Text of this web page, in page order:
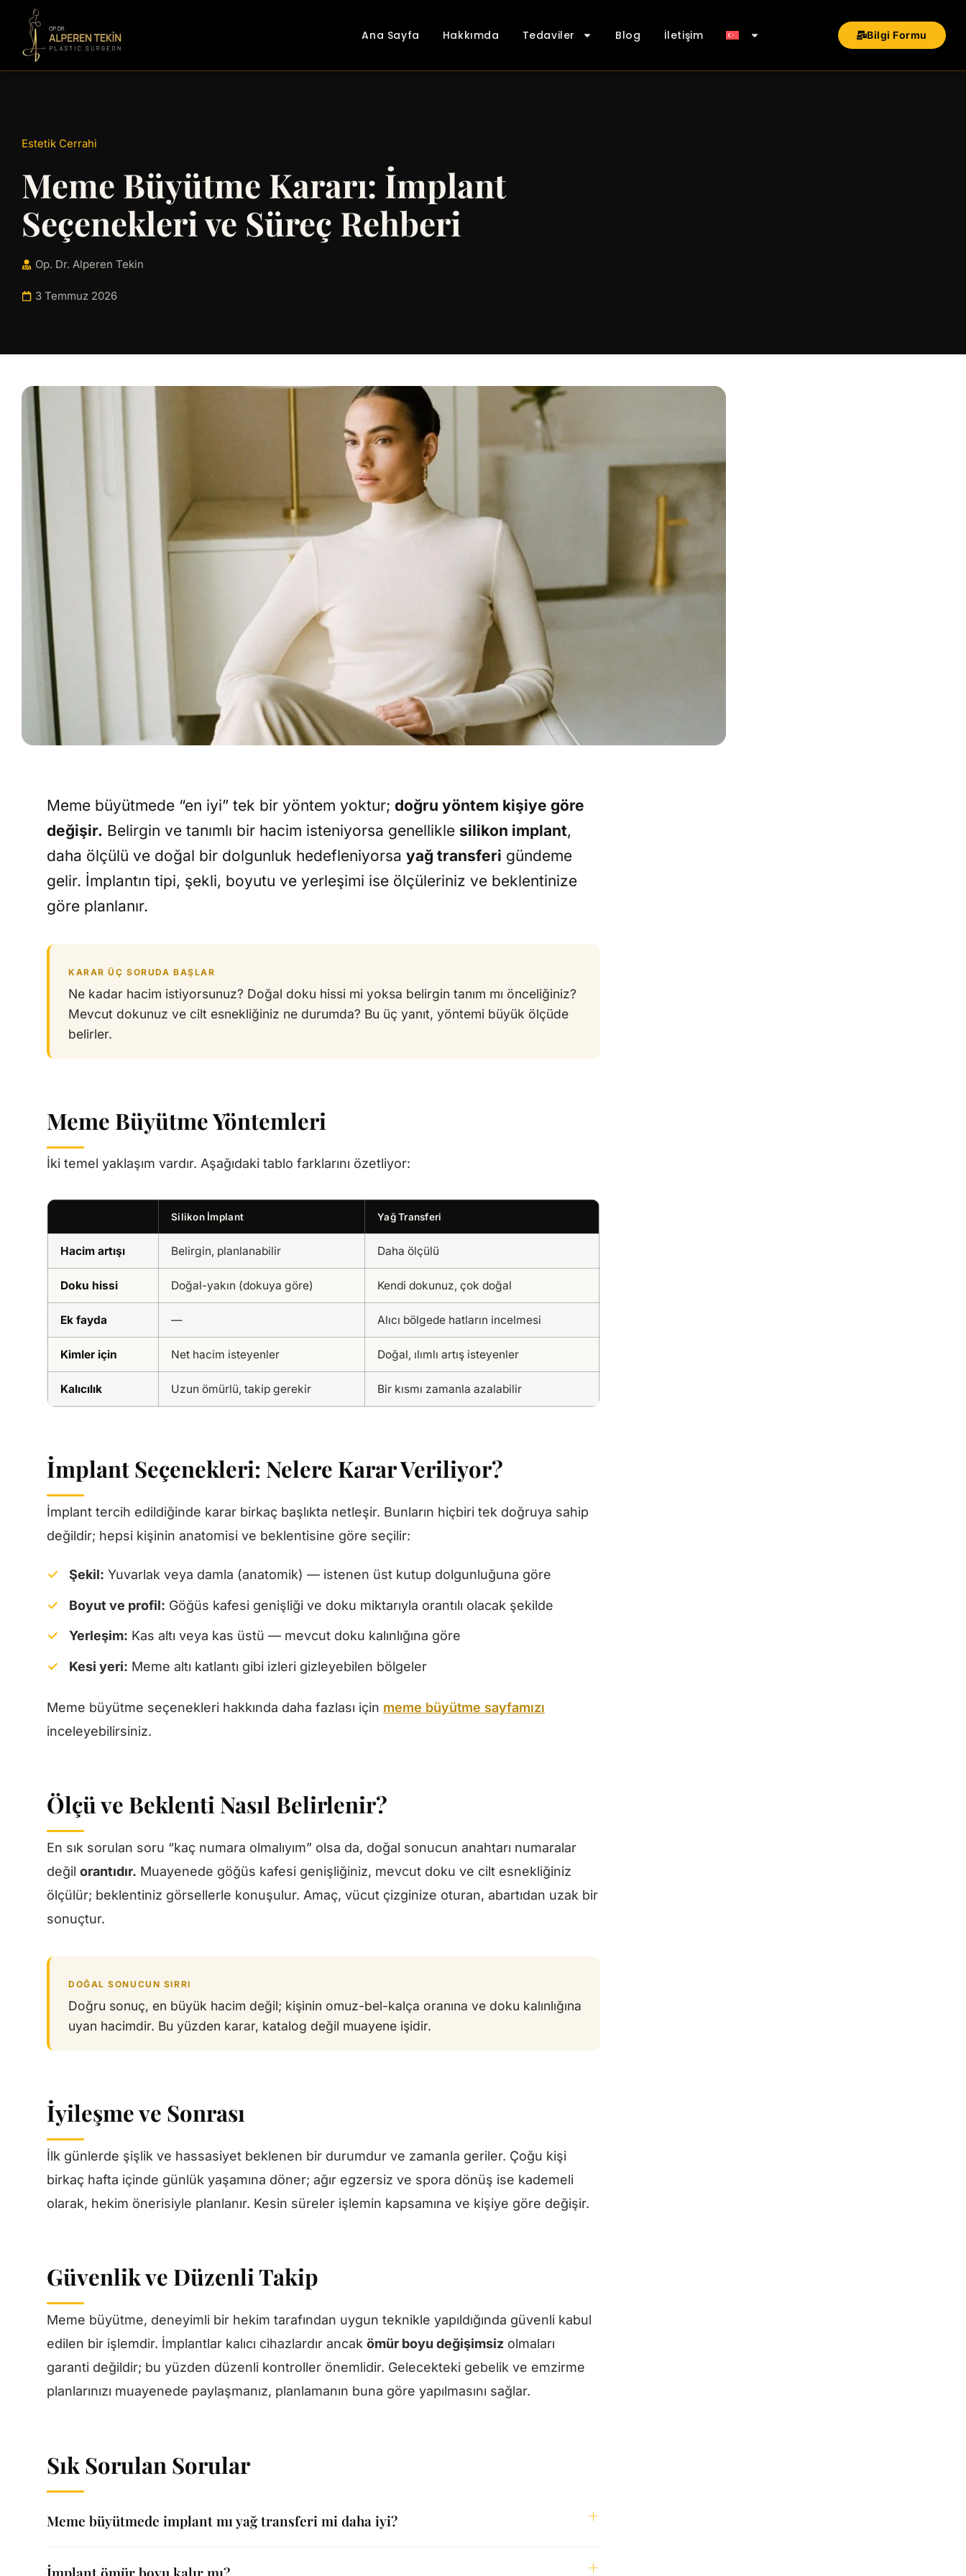
Ana Sayfa Hakkımda Tedaviler Blog İletişim Bilgi Formu
Estetik Cerrahi
Meme Büyütme Kararı: İmplant
Seçenekleri ve Süreç Rehberi
Op. Dr. Alperen Tekin
3 Temmuz 2026
Meme büyütmede “en iyi” tek bir yöntem yoktur; doğru yöntem kişiye göre
değişir. Belirgin ve tanımlı bir hacim isteniyorsa genellikle silikon implant,
daha ölçülü ve doğal bir dolgunluk hedefleniyorsa yağ transferi gündeme
gelir. İmplantın tipi, şekli, boyutu ve yerleşimi ise ölçüleriniz ve beklentinize
göre planlanır.
KARAR ÜÇ SORUDA BAŞLAR
Ne kadar hacim istiyorsunuz? Doğal doku hissi mi yoksa belirgin tanım mı önceliğiniz?
Mevcut dokunuz ve cilt esnekliğiniz ne durumda? Bu üç yanıt, yöntemi büyük ölçüde
belirler.
Meme Büyütme Yöntemleri
İki temel yaklaşım vardır. Aşağıdaki tablo farklarını özetliyor:
Silikon İmplant Yağ Transferi
Hacim artışı Belirgin, planlanabilir Daha ölçülü
Doku hissi Doğal-yakın (dokuya göre) Kendi dokunuz, çok doğal
Ek fayda — Alıcı bölgede hatların incelmesi
Kimler için Net hacim isteyenler Doğal, ılımlı artış isteyenler
Kalıcılık Uzun ömürlü, takip gerekir Bir kısmı zamanla azalabilir
İmplant Seçenekleri: Nelere Karar Veriliyor?
İmplant tercih edildiğinde karar birkaç başlıkta netleşir. Bunların hiçbiri tek doğruya sahip
değildir; hepsi kişinin anatomisi ve beklentisine göre seçilir:
Şekil: Yuvarlak veya damla (anatomik) — istenen üst kutup dolgunluğuna göre
Boyut ve profil: Göğüs kafesi genişliği ve doku miktarıyla orantılı olacak şekilde
Yerleşim: Kas altı veya kas üstü — mevcut doku kalınlığına göre
Kesi yeri: Meme altı katlantı gibi izleri gizleyebilen bölgeler
Meme büyütme seçenekleri hakkında daha fazlası için meme büyütme sayfamızı
inceleyebilirsiniz.
Ölçü ve Beklenti Nasıl Belirlenir?
En sık sorulan soru “kaç numara olmalıyım” olsa da, doğal sonucun anahtarı numaralar
değil orantıdır. Muayenede göğüs kafesi genişliğiniz, mevcut doku ve cilt esnekliğiniz
ölçülür; beklentiniz görsellerle konuşulur. Amaç, vücut çizginize oturan, abartıdan uzak bir
sonuçtur.
DOĞAL SONUCUN SIRRI
Doğru sonuç, en büyük hacim değil; kişinin omuz-bel-kalça oranına ve doku kalınlığına
uyan hacimdir. Bu yüzden karar, katalog değil muayene işidir.
İyileşme ve Sonrası
İlk günlerde şişlik ve hassasiyet beklenen bir durumdur ve zamanla geriler. Çoğu kişi
birkaç hafta içinde günlük yaşamına döner; ağır egzersiz ve spora dönüş ise kademeli
olarak, hekim önerisiyle planlanır. Kesin süreler işlemin kapsamına ve kişiye göre değişir.
Güvenlik ve Düzenli Takip
Meme büyütme, deneyimli bir hekim tarafından uygun teknikle yapıldığında güvenli kabul
edilen bir işlemdir. İmplantlar kalıcı cihazlardır ancak ömür boyu değişimsiz olmaları
garanti değildir; bu yüzden düzenli kontroller önemlidir. Gelecekteki gebelik ve emzirme
planlarınızı muayenede paylaşmanız, planlamanın buna göre yapılmasını sağlar.
Sık Sorulan Sorular
Meme büyütmede implant mı yağ transferi mi daha iyi?